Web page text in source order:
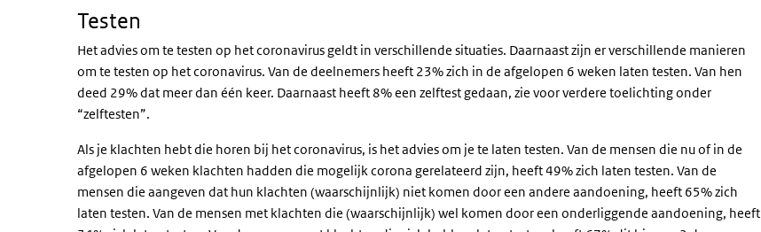
Testen
Het advies om te testen op het coronavirus geldt in verschillende situaties. Daarnaast zijn er verschillende manieren
om te testen op het coronavirus. Van de deelnemers heeft 23% zich in de afgelopen 6 weken laten testen. Van hen
deed 29% dat meer dan één keer. Daarnaast heeft 8% een zelftest gedaan, zie voor verdere toelichting onder
“zelftesten”.
Als je klachten hebt die horen bij het coronavirus, is het advies om je te laten testen. Van de mensen die nu of in de
afgelopen 6 weken klachten hadden die mogelijk corona gerelateerd zijn, heeft 49% zich laten testen. Van de
mensen die aangeven dat hun klachten (waarschijnlijk) niet komen door een andere aandoening, heeft 65% zich
laten testen. Van de mensen met klachten die (waarschijnlijk) wel komen door een onderliggende aandoening, heeft